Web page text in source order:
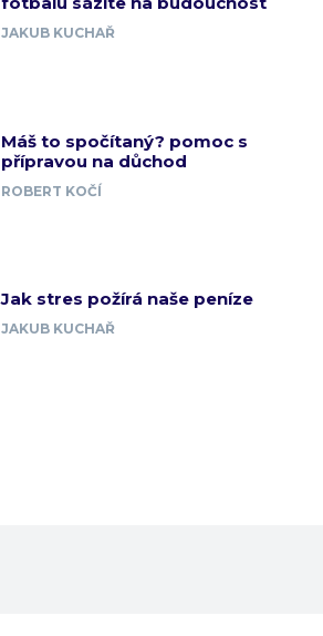
JAKUB KUCHAŘ
Máš to spočítaný? pomoc s
přípravou na důchod
ROBERT KOČÍ
Jak stres požírá naše peníze
JAKUB KUCHAŘ